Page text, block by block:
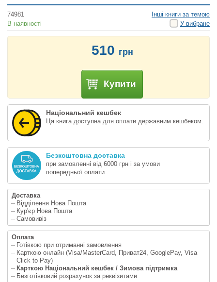
74981
Інші книги за темою
В наявності
У вибране
510 грн
Купити
Національний кешбек
Ця книга доступна для оплати державним кешбеком.
Безкоштовна доставка
при замовленні від 6000 грн і за умови
попередньої оплати.
Доставка
Відділення Нова Пошта
Кур'єр Нова Пошта
Самовивіз
Оплата
Готівкою при отриманні замовлення
Карткою онлайн (Visa/MasterCard, Приват24, GooglePay, Visa
Click to Pay)
Карткою Національний кешбек / Зимова підтримка
Безготівковий розрахунок за реквізитами